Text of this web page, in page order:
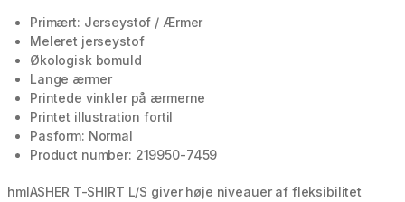
Primært: Jerseystof / Ærmer
Meleret jerseystof
Økologisk bomuld
Lange ærmer
Printede vinkler på ærmerne
Printet illustration fortil
Pasform: Normal
Product number: 219950-7459
hmlASHER T-SHIRT L/S giver høje niveauer af fleksibilitet